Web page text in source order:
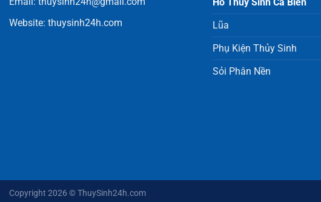
Website: thuysinh24h.com
Lũa
Phụ Kiện Thủy Sinh
Sỏi Phân Nền
Copyright 2026 ©ThuySinh24h.com